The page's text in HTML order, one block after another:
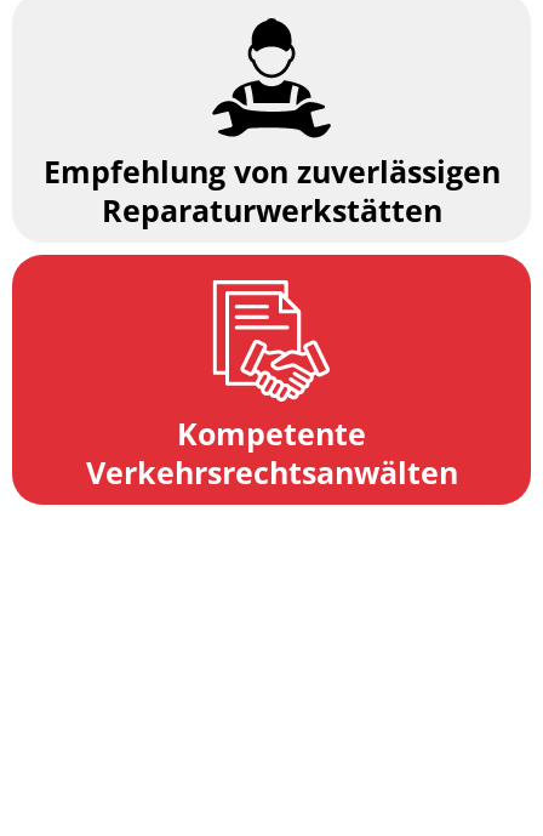
Empfehlung von zuverlässigen
Reparaturwerkstätten
Kompetente
Verkehrsrechtsanwälten